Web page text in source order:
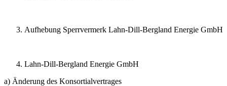
Aufhebung Sperrvermerk Lahn-Dill-Bergland Energie GmbH
Lahn-Dill-Bergland Energie GmbH
a) Änderung des Konsortialvertrages